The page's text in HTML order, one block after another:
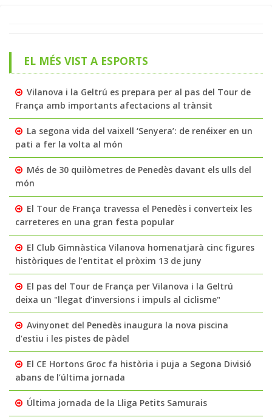
EL MÉS VIST A ESPORTS
Vilanova i la Geltrú es prepara per al pas del Tour de
França amb importants afectacions al trànsit
La segona vida del vaixell ‘Senyera’: de renéixer en un
pati a fer la volta al món
Més de 30 quilòmetres de Penedès davant els ulls del
món
El Tour de França travessa el Penedès i converteix les
carreteres en una gran festa popular
El Club Gimnàstica Vilanova homenatjarà cinc figures
històriques de l’entitat el pròxim 13 de juny
El pas del Tour de França per Vilanova i la Geltrú
deixa un "llegat d’inversions i impuls al ciclisme"
Avinyonet del Penedès inaugura la nova piscina
d’estiu i les pistes de pàdel
El CE Hortons Groc fa història i puja a Segona Divisió
abans de l’última jornada
Última jornada de la Lliga Petits Samurais